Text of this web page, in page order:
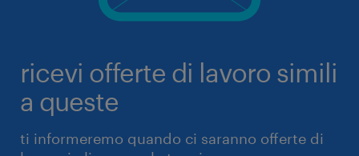
ricevi offerte di lavoro simili
a queste
ti informeremo quando ci saranno offerte di